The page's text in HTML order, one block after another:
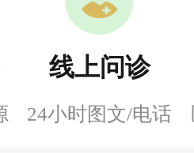
线上问诊
24小时图文/电话